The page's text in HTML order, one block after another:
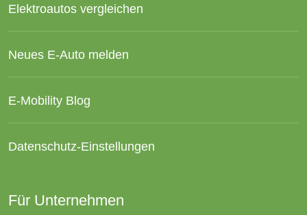
Elektroautos vergleichen
Neues E-Auto melden
E-Mobility Blog
Datenschutz-Einstellungen
Für Unternehmen